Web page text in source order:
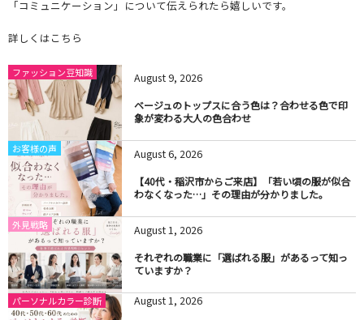
「コミュニケーション」について伝えられたら嬉しいです。
詳しくはこちら
ファッション豆知識 August9, 2026
ベージュのトップスに合う色は？合わせる色で印
象が変わる大人の色合わせ
お客様の声 August6, 2026
【40代・稲沢市からご来店】「若い頃の服が似合
わなくなった…」その理由が分かりました。
外見戦略 August1, 2026
それぞれの職業に「選ばれる服」があるって知っ
ていますか？
パーソナルカラー診断 August1, 2026